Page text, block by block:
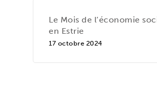
Le Mois de l’économie
en Estrie
17 octobre 2024